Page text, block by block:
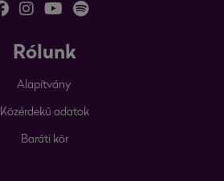
Rólunk
Alapítvány
Közérdekű adatok
Baráti kör